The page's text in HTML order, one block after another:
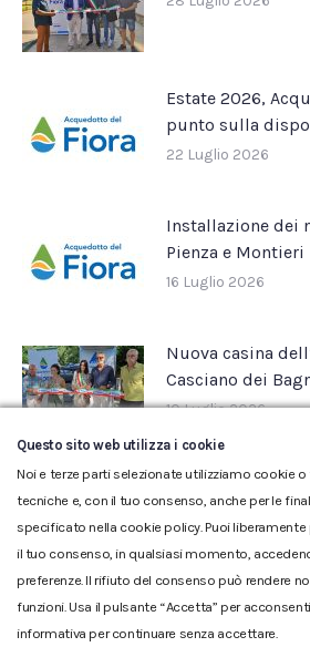
Estate 2026,
punto sulla
22 Luglio 2026
Installazione dei
Pienza e Montieri
16 Luglio 2026
Nuova casina
Casciano dei
10 Luglio 2026
Glossario|Privacy|Cookie|
Questo sito web utilizza i cookie
Noi e terze parti selezionate utilizziamo cookie
tecniche e, con il tuo consenso, anche per le
specificato nella cookie policy. Puoi
il tuo consenso, in qualsiasi momento,
preferenze. Il rifiuto del consenso può rendere
funzioni. Usa il pulsante “Accetta” per
informativa per continuare senza accettare.